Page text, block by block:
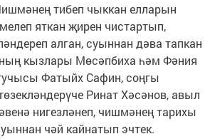
тибеп чыккан елларын
яткан җирен чистартып,
алган, суыннан дәва тапкан
кызлары Мөсәпбиха һәм Фәния
Фатыйх Сафин, соңгы
Ринат Хәсәнов, авыл
нигезләнеп, чишмәнең тарихы
чәй кайнатып эчтек.